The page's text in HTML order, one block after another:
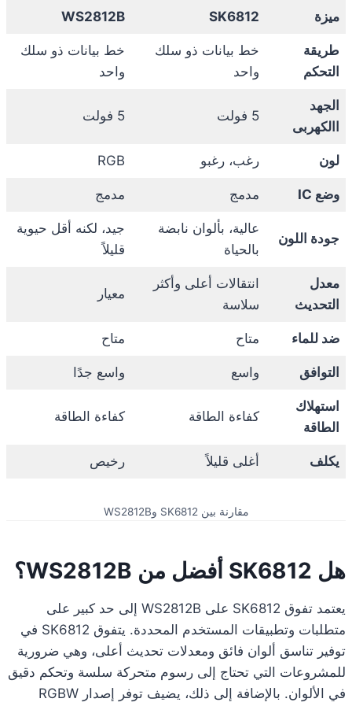
ميزة SK6812
WS2812B
طريقة
التحكم
خط بيانات ذو سلك
واحد
خط بيانات ذو سلك
واحد
الجهد
االكهربى
5 فولت 5 فولت
لون رغب، رغبو RGB
وضع IC مدمج مدمج
جودة اللون
عالية، بألوان نابضة
بالحياة
جيد، لكنه أقل حيوية
قليلاً
معدل
التحديث
انتقالات أعلى وأكثر
سلاسة
معيار
ضد للماء متاح متاح
التوافق واسع واسع جدًا
استهلاك
الطاقة
كفاءة الطاقة كفاءة الطاقة
يكلف أغلى قليلاً رخيص
مقارنة بين SK6812 وWS2812B
هل SK6812 أفضل من WS2812B؟
يعتمد تفوق SK6812 على WS2812B إلى حد كبير على
متطلبات وتطبيقات المستخدم المحددة. يتفوق SK6812 في
توفير تناسق ألوان فائق ومعدلات تحديث أعلى، وهي ضرورية
للمشروعات التي تحتاج إلى رسوم متحركة سلسة وتحكم دقيق
في الألوان. بالإضافة إلى ذلك، يضيف توفر إصدار RGBW